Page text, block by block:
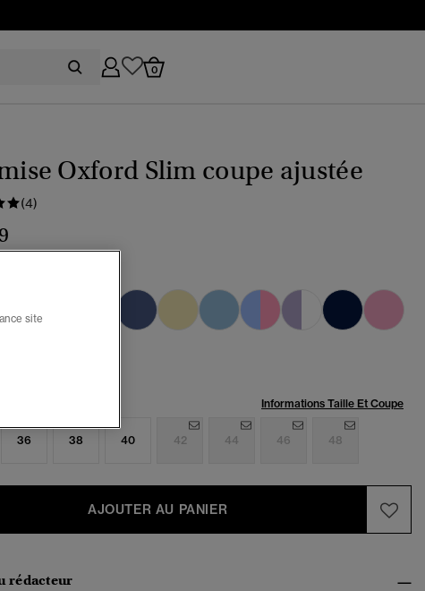
0
Oxford Slim coupe ajustée
(4)
Informations Taille Et Coupe
36 38 40 42 44 46 48
AJOUTER AU PANIER
rédacteur
site